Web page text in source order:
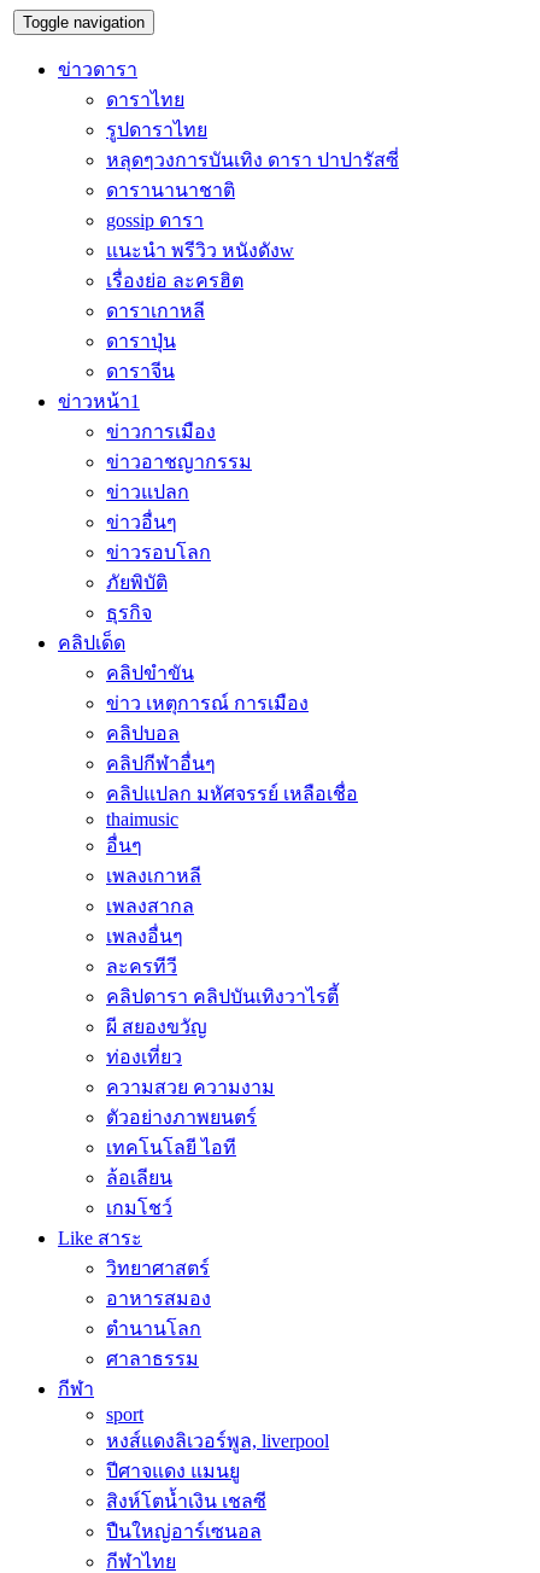
Toggle navigation
ข่าวดารา
ดาราไทย
รูปดาราไทย
หลุดๆวงการบันเทิง ดารา ปาปารัสซี่
ดารานานาชาติ
gossip ดารา
แนะนำ พรีวิว หนังดังw
เรื่องย่อ ละครฮิต
ดาราเกาหลี
ดาราปุ่น
ดาราจีน
ข่าวหน้า1
ข่าวการเมือง
ข่าวอาชญากรรม
ข่าวแปลก
ข่าวอื่นๆ
ข่าวรอบโลก
ภัยพิบัติ
ธุรกิจ
คลิปเด็ด
คลิปขำขัน
ข่าว เหตุการณ์ การเมือง
คลิปบอล
คลิปกีฬาอื่นๆ
คลิปแปลก มหัศจรรย์ เหลือเชื่อ
thaimusic
อื่นๆ
เพลงเกาหลี
เพลงสากล
เพลงอื่นๆ
ละครทีวี
คลิปดารา คลิปบันเทิงวาไรตี้
ผี สยองขวัญ
ท่องเที่ยว
ความสวย ความงาม
ตัวอย่างภาพยนตร์
เทคโนโลยี ไอที
ล้อเลียน
เกมโชว์
Like สาระ
วิทยาศาสตร์
อาหารสมอง
ตำนานโลก
ศาลาธรรม
กีฬา
sport
หงส์แดงลิเวอร์พูล, liverpool
ปีศาจแดง แมนยู
สิงห์โตน้ำเงิน เชลซี
ปืนใหญ่อาร์เซนอล
กีฬาไทย